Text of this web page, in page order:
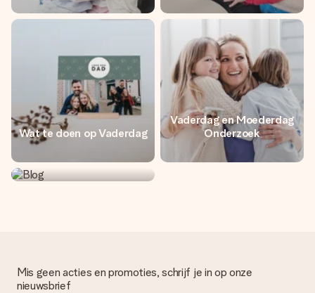
Je maakt in een paar stappen iets unieks – met haar naam,
jullie foto of een boodschap die raakt. Zonder gedoe, maar
Wat te doen op Vaderdag
Vaderdag en Moederdag
Onderzoek
Mis geen acties en promoties, schrijf je in op onze
nieuwsbrief